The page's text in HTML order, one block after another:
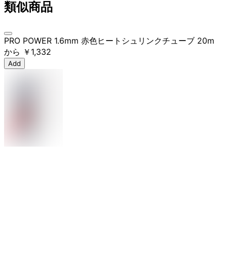
類似商品
PRO POWER 1.6mm 赤色ヒートシュリンクチューブ 20m
から ￥1,332
Add